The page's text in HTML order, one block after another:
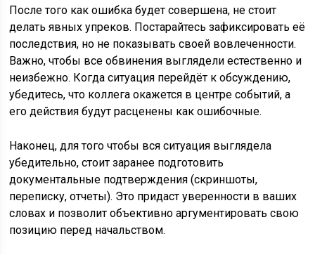
После того как ошибка будет совершена, не стоит
делать явных упреков. Постарайтесь зафиксировать её
последствия, но не показывать своей вовлеченности.
Важно, чтобы все обвинения выглядели естественно и
неизбежно. Когда ситуация перейдёт к обсуждению,
убедитесь, что коллега окажется в центре событий, а
его действия будут расценены как ошибочные.
Наконец, для того чтобы вся ситуация выглядела
убедительно, стоит заранее подготовить
документальные подтверждения (скриншоты,
переписку, отчеты). Это придаст уверенности в ваших
словах и позволит объективно аргументировать свою
позицию перед начальством.